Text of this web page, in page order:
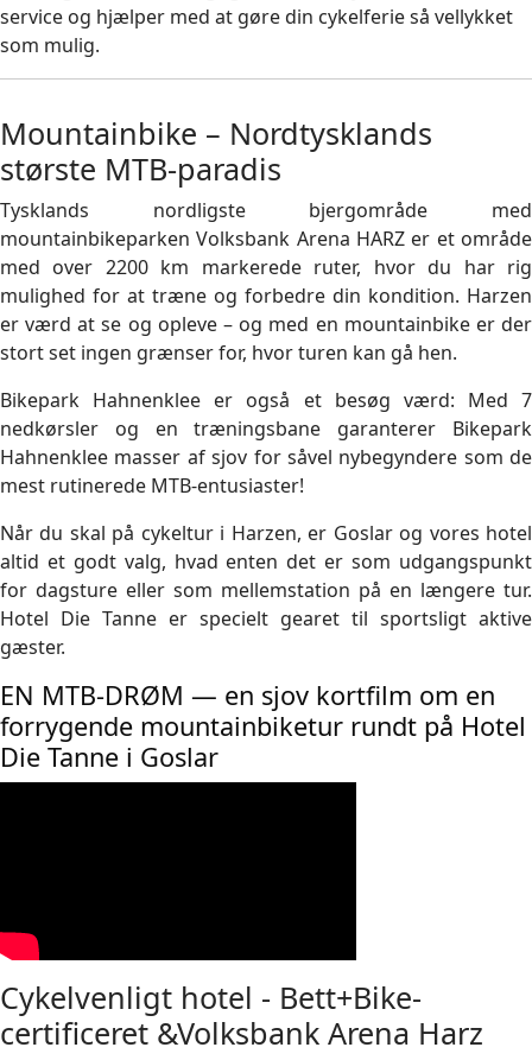
service og hjælper med at gøre din cykelferie så vellykket
som mulig.
Mountainbike – Nordtysklands
største MTB-paradis
Tysklands nordligste bjergområde med
mountainbikeparken Volksbank Arena HARZ er et område
med over 2200 km markerede ruter, hvor du har rig
mulighed for at træne og forbedre din kondition. Harzen
er værd at se og opleve – og med en mountainbike er der
stort set ingen grænser for, hvor turen kan gå hen.
Bikepark Hahnenklee er også et besøg værd: Med 7
nedkørsler og en træningsbane garanterer Bikepark
Hahnenklee masser af sjov for såvel nybegyndere som de
mest rutinerede MTB-entusiaster!
Når du skal på cykeltur i Harzen, er Goslar og vores hotel
altid et godt valg, hvad enten det er som udgangspunkt
for dagsture eller som mellemstation på en længere tur.
Hotel Die Tanne er specielt gearet til sportsligt aktive
gæster.
EN MTB-DRØM — en sjov kortfilm om en
forrygende mountainbiketur rundt på Hotel
Die Tanne i Goslar
Cykelvenligt hotel - Bett+Bike-
certificeret &Volksbank Arena Harz